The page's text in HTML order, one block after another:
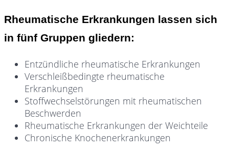
Rheumatische Erkrankungen lassen sich
in fünf Gruppen gliedern:
Entzündliche rheumatische Erkrankungen
Verschleißbedingte rheumatische
Erkrankungen
Stoffwechselstörungen mit rheumatischen
Beschwerden
Rheumatische Erkrankungen der Weichteile
Chronische Knochenerkrankungen